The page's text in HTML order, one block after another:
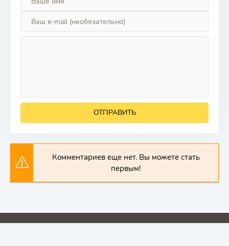
ОТПРАВИТЬ
Комментариев еще нет. Вы можете стать
первым!